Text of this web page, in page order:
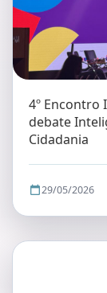
4º Encontro
debate
Cidadania
29/05/2026